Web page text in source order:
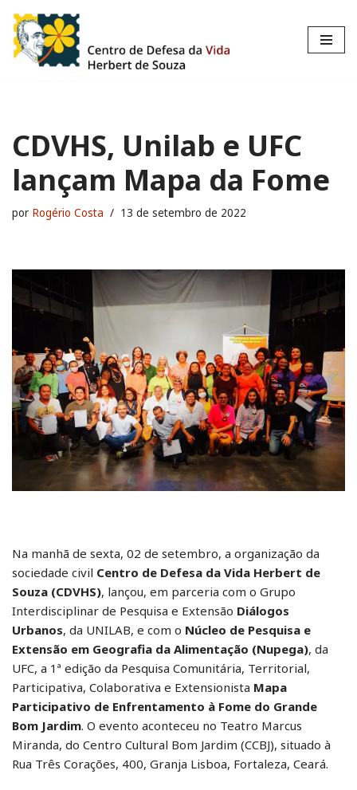
Pular
para
CDVHS, Unilab e UFC
lançam Mapa da Fome
por Rogério Costa 13 de setembro de 2022
Na manhã de sexta, 02 de setembro, a organização da
sociedade civil Centro de Defesa da Vida Herbert de
Souza (CDVHS), lançou, em parceria com o Grupo
Interdisciplinar de Pesquisa e Extensão Diálogos
Urbanos, da UNILAB, e com o Núcleo de Pesquisa e
Extensão em Geografia da Alimentação (Nupega), da
UFC, a 1ª edição da Pesquisa Comunitária, Territorial,
Participativa, Colaborativa e Extensionista Mapa
Participativo de Enfrentamento à Fome do Grande
Bom Jardim. O evento aconteceu no Teatro Marcus
Miranda, do Centro Cultural Bom Jardim (CCBJ), situado à
Rua Três Corações, 400, Granja Lisboa, Fortaleza, Ceará.